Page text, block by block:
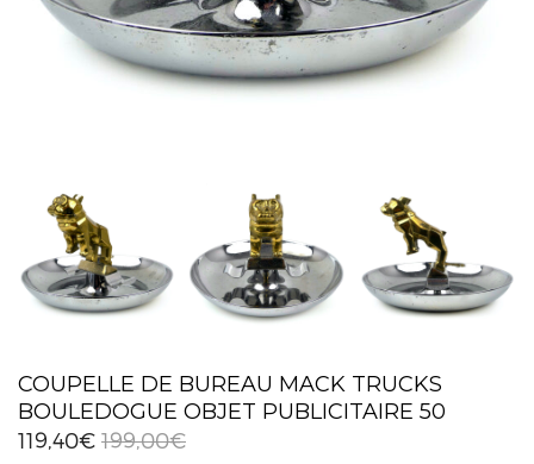
COUPELLE DE BUREAU MACK TRUCKS
BOULEDOGUE OBJET PUBLICITAIRE 50
199,00€
119,40€